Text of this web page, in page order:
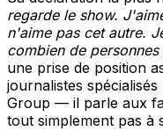
regarde le show.
n'aime pas cet autre.
combien de
une prise de position
journalistes
Group — il parle aux
tout simplement pas à